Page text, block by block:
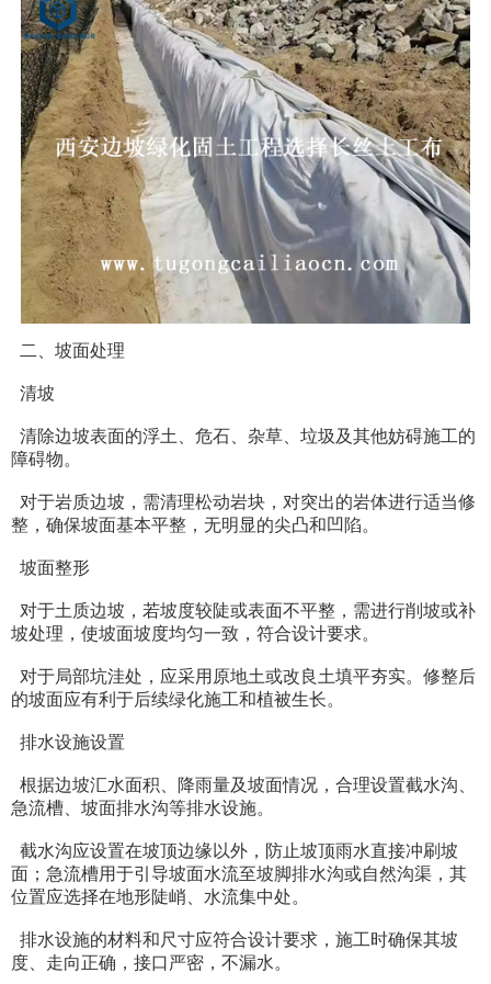
二、坡面处理
清坡
清除边坡表面的浮土、危石、杂草、垃圾及其他妨碍施工的
障碍物。
对于岩质边坡，需清理松动岩块，对突出的岩体进行适当修
整，确保坡面基本平整，无明显的尖凸和凹陷。
坡面整形
对于土质边坡，若坡度较陡或表面不平整，需进行削坡或补
坡处理，使坡面坡度均匀一致，符合设计要求。
对于局部坑洼处，应采用原地土或改良土填平夯实。修整后
的坡面应有利于后续绿化施工和植被生长。
排水设施设置
根据边坡汇水面积、降雨量及坡面情况，合理设置截水沟、
急流槽、坡面排水沟等排水设施。
截水沟应设置在坡顶边缘以外，防止坡顶雨水直接冲刷坡
面；急流槽用于引导坡面水流至坡脚排水沟或自然沟渠，其
位置应选择在地形陡峭、水流集中处。
排水设施的材料和尺寸应符合设计要求，施工时确保其坡
度、走向正确，接口严密，不漏水。